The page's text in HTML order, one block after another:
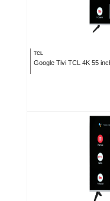
TCL
Google Tivi TCL 4K 55